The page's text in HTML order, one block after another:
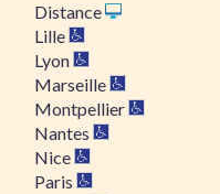
Distance
Lille
Lyon
Marseille
Montpellier
Nantes
Nice
Paris